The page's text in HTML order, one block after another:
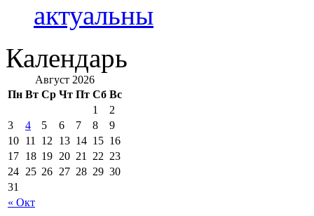
актуальны
Календарь
Август 2026
Пн Вт Ср Чт Пт Сб Вс
« Окт
1
2
3
4 5 6 7 8
9
10 11 12 13 14 15 16
17 18 19 20 21 22 23
24 25 26 27 28 29 30
31